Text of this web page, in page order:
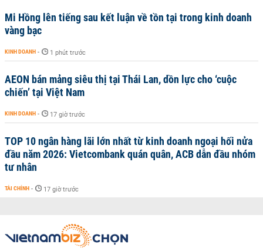
Mi Hồng lên tiếng sau kết luận về tồn tại trong kinh doanh
vàng bạc
KINH DOANH - 1 phút trước
AEON bán mảng siêu thị tại Thái Lan, dồn lực cho ‘cuộc
chiến’ tại Việt Nam
KINH DOANH - 17 giờ trước
TOP 10 ngân hàng lãi lớn nhất từ kinh doanh ngoại hối nửa
đầu năm 2026: Vietcombank quán quân, ACB dẫn đầu nhóm
tư nhân
TÀI CHÍNH - 17 giờ trước